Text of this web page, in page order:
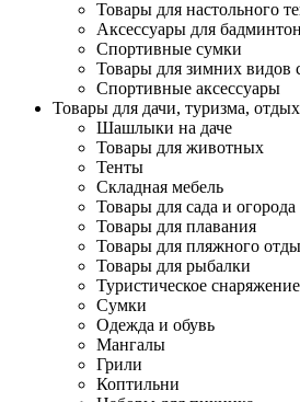
Товары для настольного
Аксессуары для
Спортивные сумки
Товары для зимних видов
Спортивные аксессуары
Товары для дачи, туризма,
Шашлыки на даче
Товары для животных
Тенты
Складная мебель
Товары для сада и огорода
Товары для плавания
Товары для пляжного
Товары для рыбалки
Туристическое снаряжение
Сумки
Одежда и обувь
Мангалы
Грили
Коптильни